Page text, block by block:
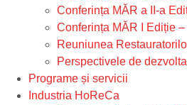
Conferința MĂR a II-a
Conferința MĂR I Ediție
Reuniunea
Perspectivele de
Programe și servicii
Industria HoReCa